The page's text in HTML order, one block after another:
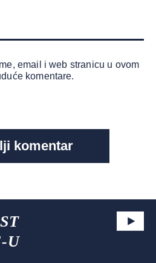
email i web stranicu u ovom
komentare.
U